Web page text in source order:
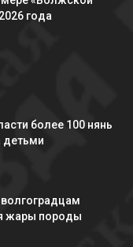
года
более 100 нянь
детьми
жары породы